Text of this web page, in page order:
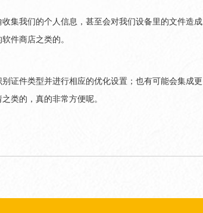
集我们的个人信息，甚至会对我们设备里的文件造
件商店之类的。
证件类型并进行相应的优化设置；也有可能会集成
类的，真的非常方便呢。